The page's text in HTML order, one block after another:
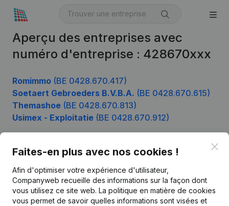
Aperçu des entreprises avec
numéro d'entreprise : 428670xxx
Romimmo (BE 0428.670.417)
Soetaert Gebroeders B.V.B.A. (BE 0428.670.615)
Themashoe (BE 0428.670.813)
Usimex - Exploitatie (BE 0428.670.912)
Faites-en plus avec nos cookies !
Afin d'optimiser votre expérience d'utilisateur,
Companyweb recueille des informations sur la façon dont
vous utilisez ce site web. La politique en matière de cookies
vous permet de savoir quelles informations sont visées et
Français
Produit
Informations d’entreprise
Monitoring